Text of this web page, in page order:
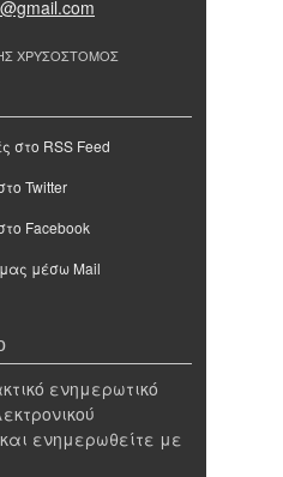
ΧΡΥΣΟΣΤΟΜΟΣ
στο RSS Feed
Twitter
Facebook
μέσω Mail
ενημερωτικό
ενημερωθείτε με